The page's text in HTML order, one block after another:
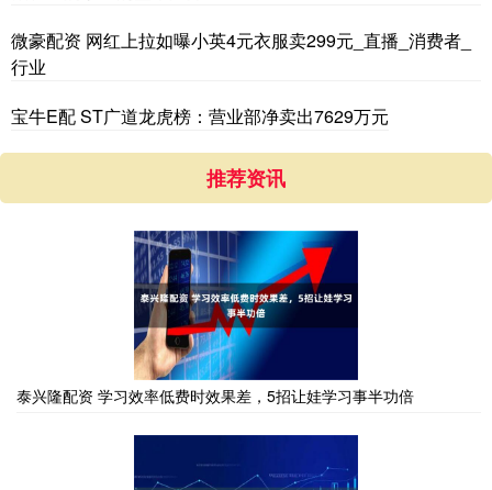
微豪配资 网红上拉如曝小英4元衣服卖299元_直播_消费者_
行业
宝牛E配 ST广道龙虎榜：营业部净卖出7629万元
推荐资讯
泰兴隆配资 学习效率低费时效果差，5招让娃学习事半功倍